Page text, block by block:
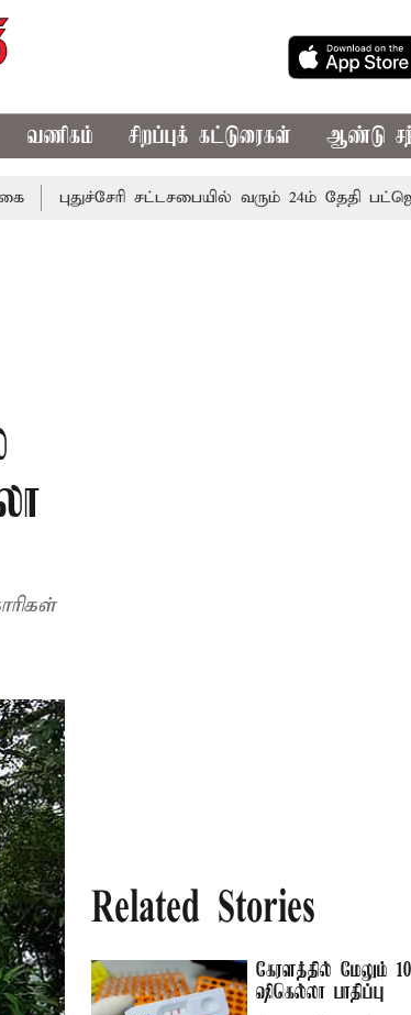
வணிகம் சிறப்புக் கட்டுரைகள் ஆண்டு
சட்டசபையில் வரும் 24ம் தேதி பட்ஜெட்
Related Stories
கேரளத்தில் மேலும்
ஷிகெல்லா பாதிப்பு